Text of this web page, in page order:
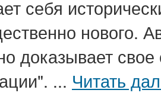
себя
нового.
доказывает
... Читать